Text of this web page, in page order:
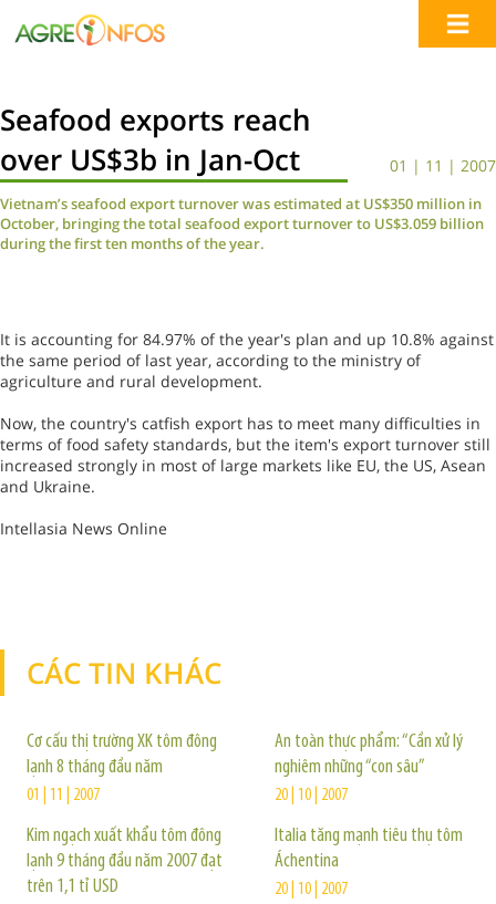
Seafood exports reach
over US$3b in Jan-Oct
01 | 11 | 2007
Vietnam’s seafood export turnover was estimated at US$350 million in
October, bringing the total seafood export turnover to US$3.059 billion
during the first ten months of the year.
It is accounting for 84.97% of the year's plan and up 10.8% against
the same period of last year, according to the ministry of
agriculture and rural development.
Now, the country's catfish export has to meet many difficulties in
terms of food safety standards, but the item's export turnover still
increased strongly in most of large markets like EU, the US, Asean
and Ukraine.
Intellasia News Online
CÁC TIN KHÁC
Cơ cấu thị trường XK tôm đông
lạnh 8 tháng đầu năm
01 | 11 | 2007
Kim ngạch xuất khẩu tôm đông
lạnh 9 tháng đầu năm 2007 đạt
trên 1,1 tỉ USD
An toàn thực phẩm: “Cần xử lý
nghiêm những “con sâu”
20 | 10 | 2007
Italia tăng mạnh tiêu thụ tôm
Áchentina
20 | 10 | 2007